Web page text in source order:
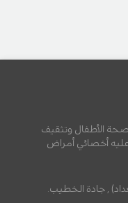
الأطفال وتثقيف
عليه أخصائي أمراض
, جادة الخطيب.